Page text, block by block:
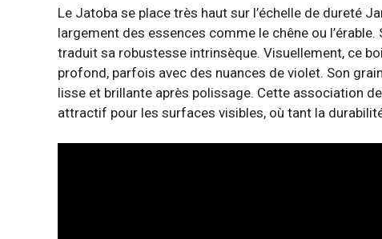
Le Jatoba se place très haut sur l’échelle de dureté
largement des essences comme le chêne ou
traduit sa robustesse intrinsèque. Visuellement, ce
profond, parfois avec des nuances de violet. Son
lisse et brillante après polissage. Cette association
attractif pour les surfaces visibles, où tant la